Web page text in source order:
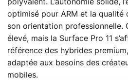
polyvalent. L’autonomie solide,
optimisé pour ARM et la qualité
son orientation professionnelle.
élevé, mais la Surface Pro 11
référence des hybrides
adaptée aux besoins des
mobiles.